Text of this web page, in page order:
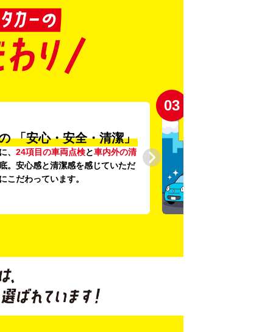
「安心・安全・清潔」
、 24項目の車両点検と車内外の清
。安心感と清潔感を感じていただ
こだわっています。
03